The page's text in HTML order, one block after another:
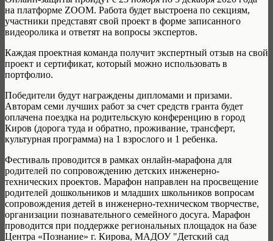
на платформе ZOOM. Работа будет выстроена по секциям,
участники представят свой проект в форме записанного
видеоролика и ответят на вопросы экспертов.
Каждая проектная команда получит экспертный отзыв на свой
проект и сертификат, который можно использовать в
портфолио.
Победители будут награждены дипломами и призами.
Авторам семи лучших работ за счет средств гранта будет
оплачена поездка на родительскую конференцию в город
Киров (дорога туда и обратно, проживание, трансферт,
культурная программа) на 1 взрослого и 1 ребенка.
Фестиваль проводится в рамках онлайн-марафона для
родителей по сопровождению детских инженерно-
технических проектов. Марафон направлен на просвещение
родителей дошкольников и младших школьников вопросам
сопровождения детей в инженерно-техническом творчестве,
организации познавательного семейного досуга. Марафон
проводится при поддержке региональных площадок на базе
Центра «Познание» г. Кирова, МАДОУ "Детский сад